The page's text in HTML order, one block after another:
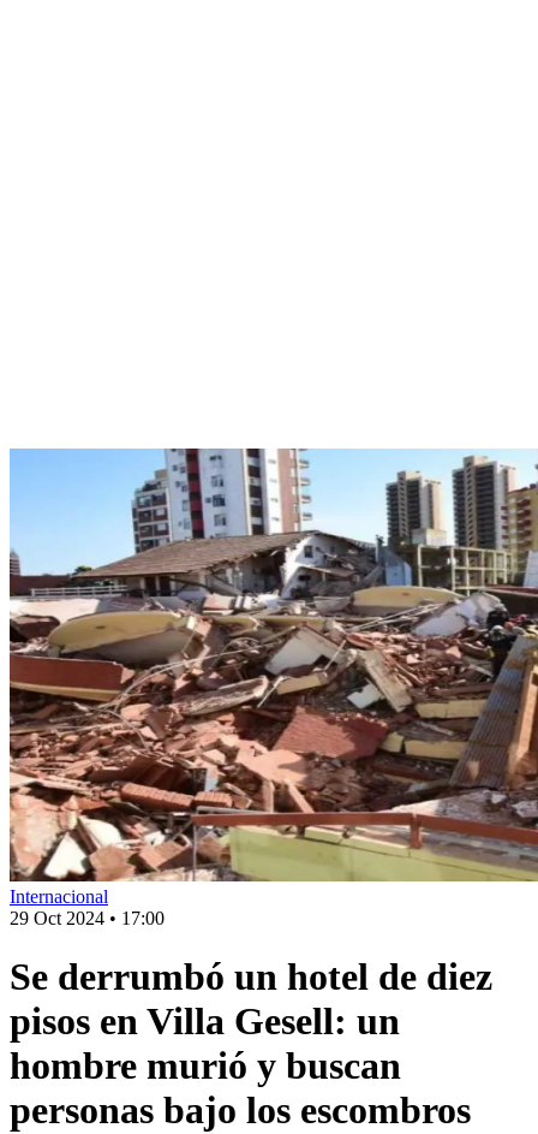
Internacional
29 Oct 2024 • 17:00
Se derrumbó un hotel de diez
pisos en Villa Gesell: un
hombre murió y buscan
personas bajo los escombros